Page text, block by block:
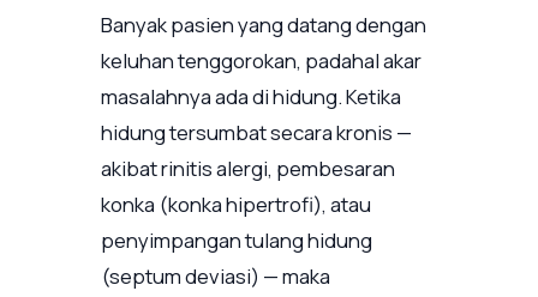
Banyak pasien yang datang dengan
keluhan tenggorokan, padahal akar
masalahnya ada di hidung. Ketika
hidung tersumbat secara kronis —
akibat rinitis alergi, pembesaran
konka (konka hipertrofi), atau
penyimpangan tulang hidung
(septum deviasi) — maka